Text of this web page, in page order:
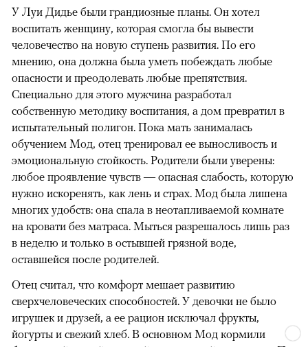
У Луи Дидье были грандиозные планы. Он хотел
воспитать женщину, которая смогла бы вывести
человечество на новую ступень развития. По его
мнению, она должна была уметь побеждать любые
опасности и преодолевать любые препятствия.
Специально для этого мужчина разработал
собственную методику воспитания, а дом превратил в
испытательный полигон. Пока мать занималась
обучением Мод, отец тренировал ее выносливость и
эмоциональную стойкость. Родители были уверены:
любое проявление чувств — опасная слабость, которую
нужно искоренять, как лень и страх. Мод была лишена
многих удобств: она спала в неотапливаемой комнате
на кровати без матраса. Мыться разрешалось лишь раз
в неделю и только в остывшей грязной воде,
оставшейся после родителей.
Отец считал, что комфорт мешает развитию
сверхчеловеческих способностей. У девочки не было
игрушек и друзей, а ее рацион исключал фрукты,
йогурты и свежий хлеб. В основном Мод кормили